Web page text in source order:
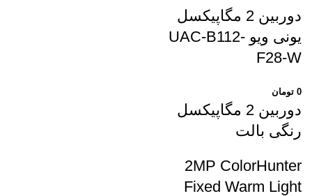
دوربین 2 مگاپیکسل
یونی ویو UAC-B112-
F28-W
0 تومان
دوربین 2 مگاپیکسل
رنگی بالت
2MP ColorHunter
Fixed Warm Light